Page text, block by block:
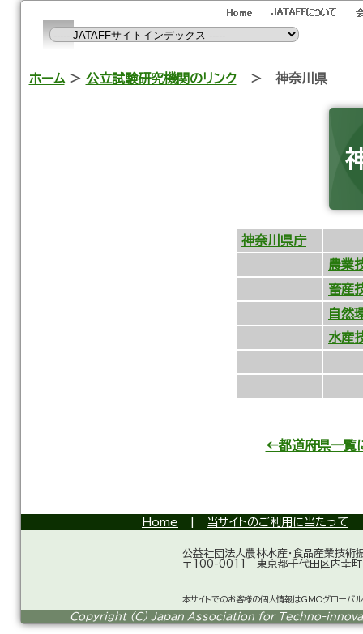
ホーム＞ 公立試験研究機関のリンク＞ 神奈川県
神奈川県庁
農業
畜産
自然
水産
←都道府県一覧
Home 当サイトのご利用に当たって
公益社団法人農林水産・食品産業技術
〒100-0011 東京都千代田区内幸
本サイトでのお客様の個人情報はGMOグローバ
Copyright (C) Japan Association for Techno-